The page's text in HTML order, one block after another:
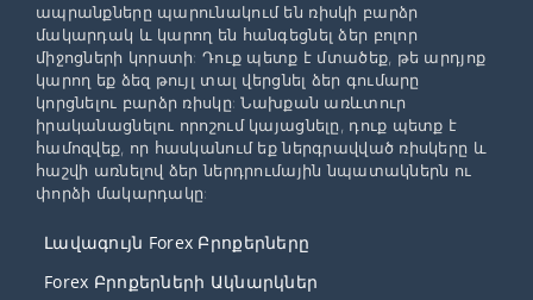
ապրանքները պարունակում են ռիսկի բարձր
մակարդակ և կարող են հանգեցնել ձեր բոլոր
միջոցների կորստի: Դուք պետք է մտածեք, թե արդյոք
կարող եք ձեզ թույլ տալ վերցնել ձեր գումարը
կորցնելու բարձր ռիսկը: Նախքան առևտուր
իրականացնելու որոշում կայացնելը, դուք պետք է
համոզվեք, որ հասկանում եք ներգրավված ռիսկերը և
հաշվի առնելով ձեր ներդրումային նպատակներն ու
փորձի մակարդակը:
Լավագույն Forex Բրոքերները
Forex Բրոքերների Ակնարկներ